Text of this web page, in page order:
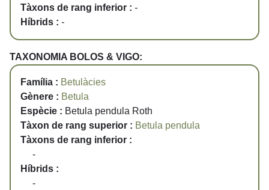
Tàxons de rang inferior : -
Híbrids : -
TAXONOMIA BOLOS & VIGO:
Família : Betulàcies
Gènere : Betula
Espècie : Betula pendula Roth
Tàxon de rang superior : Betula pendula
Tàxons de rang inferior :
-
Híbrids :
-